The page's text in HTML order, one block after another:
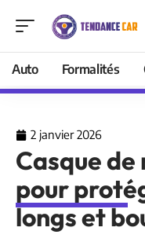
Auto Formalités
2 janvier 2026
Casque
pour
longs et